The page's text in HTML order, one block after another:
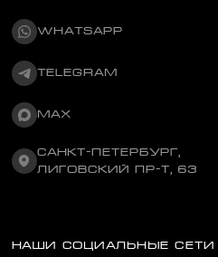
WHATSAPP
TELEGRAM
MAX
САНКТ-ПЕТЕРБУРГ,
ЛИГОВСКИЙ ПР-Т, 63
НАШИ СОЦИАЛЬНЫЕ СЕТИ